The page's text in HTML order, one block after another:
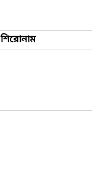
শিরোনাম